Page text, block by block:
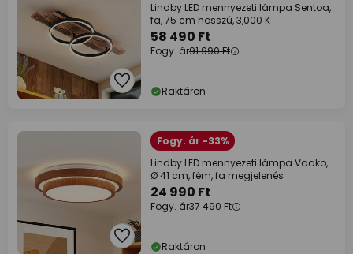
Lindby LED mennyezeti lámpa Sentoa,
fa, 75 cm hosszú, 3,000 K
58 490 Ft
Fogy. ár91 990 Ft
Raktáron
Fogy. ár -33%
Lindby LED mennyezeti lámpa Vaako,
Ø 41 cm, fém, fa megjelenés
24 990 Ft
Fogy. ár37 490 Ft
Raktáron